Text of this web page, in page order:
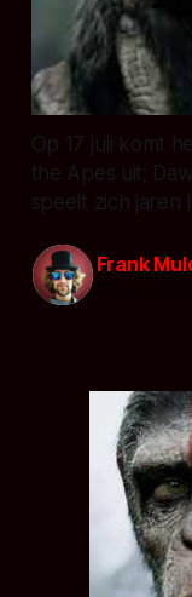
Op 17 juli komt
the Apes uit;
speelt zich jaren
Frank